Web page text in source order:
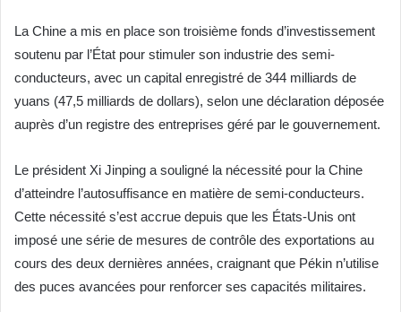
La Chine a mis en place son troisième fonds d’investissement
soutenu par l’État pour stimuler son industrie des semi-
conducteurs, avec un capital enregistré de 344 milliards de
yuans (47,5 milliards de dollars), selon une déclaration déposée
auprès d’un registre des entreprises géré par le gouvernement.
Le président Xi Jinping a souligné la nécessité pour la Chine
d’atteindre l’autosuffisance en matière de semi-conducteurs.
Cette nécessité s’est accrue depuis que les États-Unis ont
imposé une série de mesures de contrôle des exportations au
cours des deux dernières années, craignant que Pékin n’utilise
des puces avancées pour renforcer ses capacités militaires.